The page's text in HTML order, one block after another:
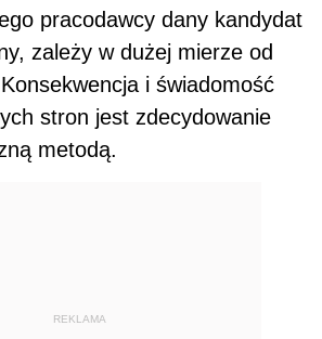
pracodawcy dany kandydat
zależy w dużej mierze od
i świadomość
stron jest zdecydowanie
metodą.
REKLAMA